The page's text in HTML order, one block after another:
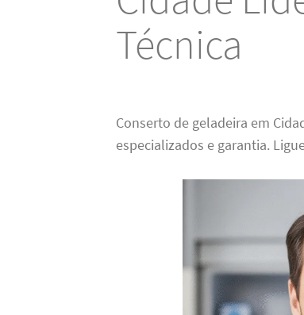
Técnica
Conserto de geladeira em
especializados e garantia.